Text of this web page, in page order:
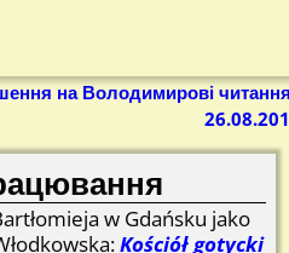
на Володимирові
w Gdańsku jako
Kościół gotycki